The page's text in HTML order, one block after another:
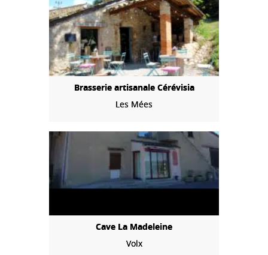
Brasserie artisanale Cérévisia
Les Mées
Cave La Madeleine
Volx